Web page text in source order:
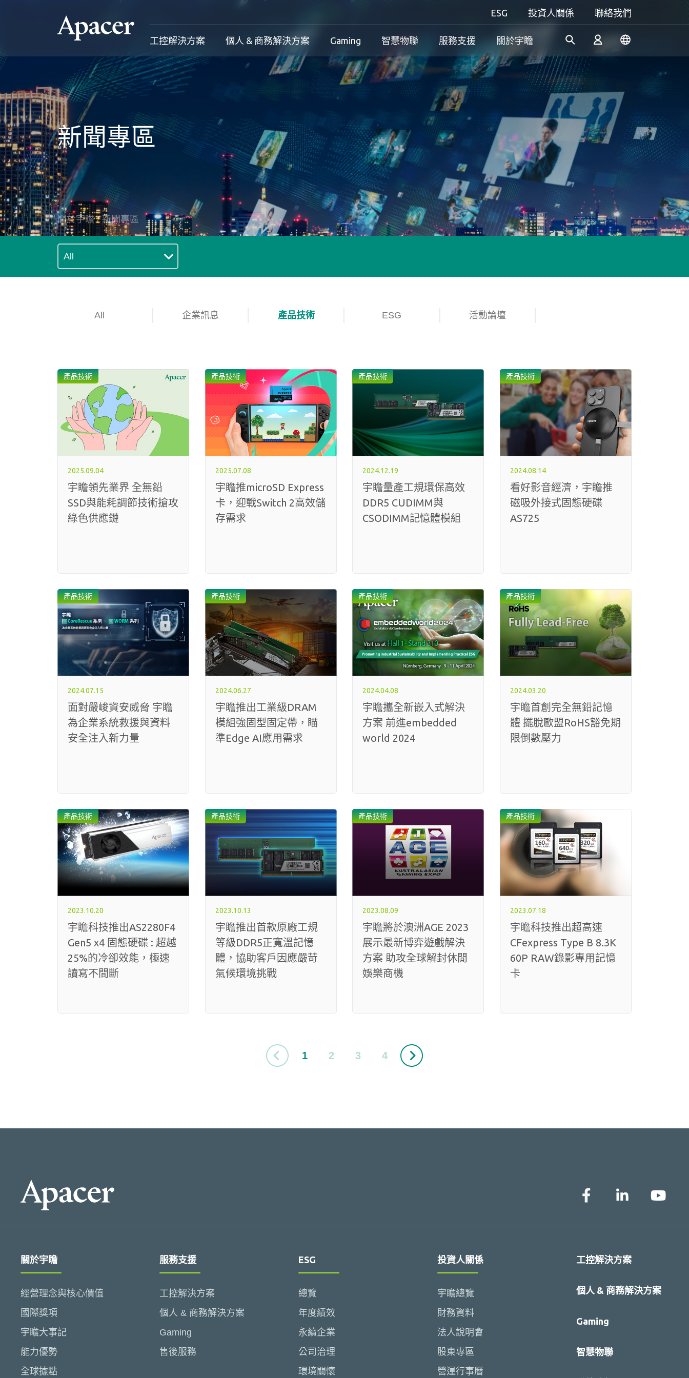
ESG 投資人關係 聯絡我們
工控解決方案
工控解決方案
固態硬碟
產業應用
成功案例
技術
工控解決方案
憑藉多年的研發經驗，宇瞻持
續開發創新的工業應用SSD和
DRAM解決方案，滿足工業應
用多元需求。
了解更多
個人 & 商務解決方案
個人 & 商務解決方案
個人解決方案 產品
部落格
個人 & 商務解決方案總覽 個人 & 商務解決方案
我們致力於研發可信賴的創新
產品和服務，為消費者提供高
效能、高穩定性和高價值的記
憶體模組和儲存裝置。我們的
產品可讓消費者輕鬆地在日常
生活中紀錄、儲存和分享數位
資料。
Gaming
Gaming
Gaming 產品
Gaming
無論是追求極致效能，還是講
究個人風格，宇瞻都能滿足你
對遊戲的所有期待，讓你盡情
釋放玩家本色！
了解更多
智慧物聯 服務支援
服務支援
個人 & 商務解決方案
Gaming
工控解決方案
保固政策
產品變更和停產政策
關於宇瞻
登入
註冊
新聞專區
關於宇瞻/新聞專區
All 企業訊息 產品技術 ESG 活動論壇
產品技術
2025.09.04
宇瞻領先業界 全無鉛
SSD與能耗調節技術搶攻
綠色供應鏈
產品技術
2025.07.08
宇瞻推microSD Express
卡，迎戰Switch 2高效儲
存需求
產品技術
2024.12.19
宇瞻量產工規環保高效
DDR5 CUDIMM與
CSODIMM記憶體模組
產品技術
2024.08.14
看好影音經濟，宇瞻推
磁吸外接式固態硬碟
AS725
產品技術
2024.07.15
面對嚴峻資安威脅 宇瞻
為企業系統救援與資料
安全注入新力量
產品技術
2024.06.27
宇瞻推出工業級DRAM
模組強固型固定帶，瞄
準Edge AI應用需求
產品技術
2024.04.08
宇瞻攜全新嵌入式解決
方案 前進embedded
world 2024
產品技術
2024.03.20
宇瞻首創完全無鉛記憶
體 擺脫歐盟RoHS豁免期
限倒數壓力
產品技術
2023.10.20
宇瞻科技推出AS2280F4
Gen5 x4 固態硬碟 : 超越
25%的冷卻效能，極速
讀寫不間斷
產品技術
2023.10.13
宇瞻推出首款原廠工規
等級DDR5正寬溫記憶
體，協助客戶因應嚴苛
氣候環境挑戰
產品技術
2023.08.09
宇瞻將於澳洲AGE 2023
展示最新博弈遊戲解決
方案 助攻全球解封休閒
娛樂商機
產品技術
2023.07.18
宇瞻科技推出超高速
CFexpress Type B 8.3K
60P RAW錄影專用記憶
卡
1 2 3 4
關於宇瞻
經營理念與核心價值
國際獎項
宇瞻大事記
能力優勢
全球據點
服務支援
工控解決方案
個人 & 商務解決方案
Gaming
售後服務
ESG
總覽
年度績效
永續企業
公司治理
環境關懷
投資人關係
宇瞻總覽
財務資料
法人說明會
股東專區
營運行事曆
工控解決方案
個人 & 商務解決方案
Gaming
智慧物聯